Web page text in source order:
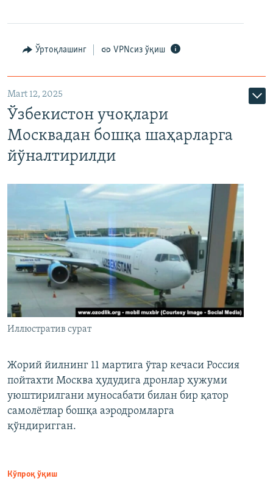
Ўртоқлашинг VPNсиз ўқиш
Mart 12, 2025
Ўзбекистон учоқлари
Москвадан бошқа шаҳарларга
йўналтирилди
Иллюстратив сурат
Жорий йилнинг 11 мартига ўтар кечаси Россия
пойтахти Москва ҳудудига дронлар ҳужуми
уюштирилгани муносабати билан бир қатор
самолётлар бошқа аэродромларга
қўндиригган.
Кўпроқ ўқиш